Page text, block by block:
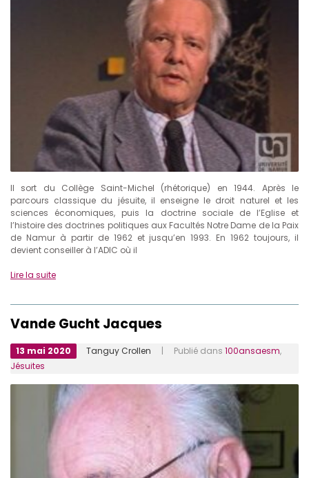
Il sort du Collège Saint-Michel (rhétorique) en 1944. Après le
parcours classique du jésuite, il enseigne le droit naturel et les
sciences économiques, puis la doctrine sociale de l’Eglise et
l’histoire des doctrines politiques aux Facultés Notre Dame de la Paix
de Namur à partir de 1962 et jusqu’en 1993. En 1962 toujours, il
devient conseiller à l’ADIC où il
Lire la suite
Vande Gucht Jacques
13 mai 2020 Tanguy Crollen | Publié dans 100ansaesm,
Jésuites